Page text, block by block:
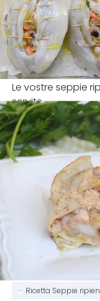
Le vostre seppie
servite.
Ricetta Seppie